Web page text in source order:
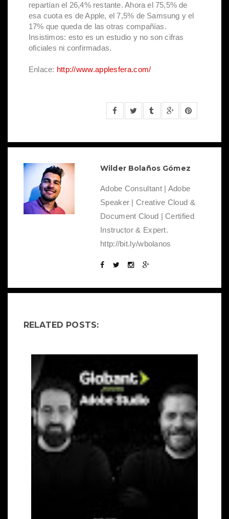
repartían el 26,4% restante. Ahora el 75,5% de
esa cuota es de Apple, el 7,5% de Samsung y el
17% que queda de las otras compañías.
Insistimos: esto es un estudio y no son cifras
oficiales ni confirmadas.
Enlace: http://www.applesfera.com/
Wilder Bolaños Gómez
Adobe Consultant | Adobe
Speaker | Creative Cloud &
Document Cloud | Certified
Instructor & Expert.
http://bit.ly/wbolanos
RELATED POSTS: